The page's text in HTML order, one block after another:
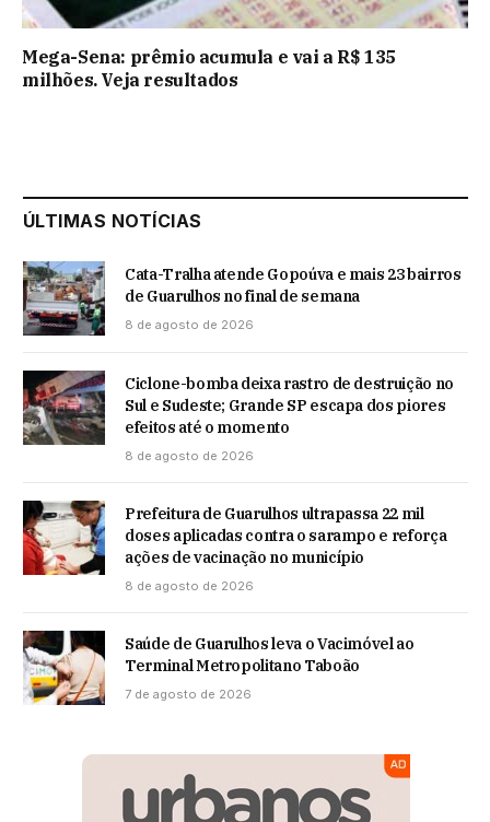
Mega-Sena: prêmio acumula e vai a R$ 135
milhões. Veja resultados
ÚLTIMAS NOTÍCIAS
Cata-Tralha atende Gopoúva e mais 23 bairros
de Guarulhos no final de semana
8 de agosto de 2026
Ciclone-bomba deixa rastro de destruição no
Sul e Sudeste; Grande SP escapa dos piores
efeitos até o momento
8 de agosto de 2026
Prefeitura de Guarulhos ultrapassa 22 mil
doses aplicadas contra o sarampo e reforça
ações de vacinação no município
8 de agosto de 2026
Saúde de Guarulhos leva o Vacimóvel ao
Terminal Metropolitano Taboão
7 de agosto de 2026